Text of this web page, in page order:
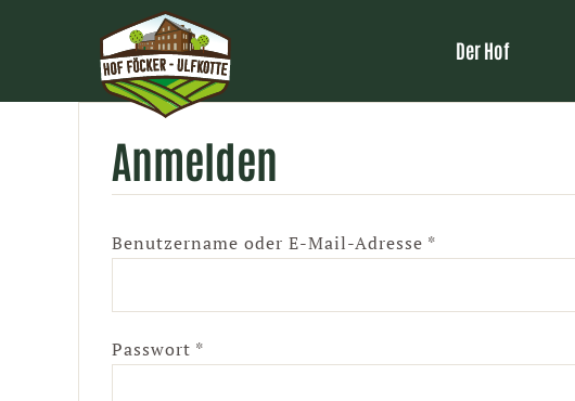
Der Hof
Anmelden
Benutzername oder E-Mail-Adresse *Erforderlich
Passwort *Erforderlich